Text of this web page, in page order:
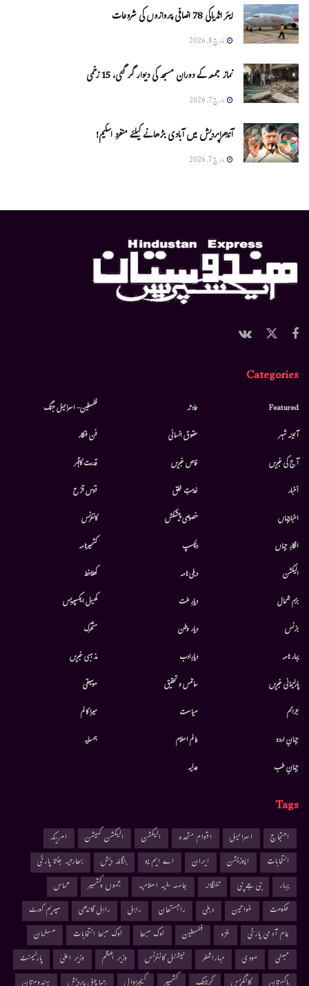
ایئر انڈیاکی 78 اضافی پروازوں کی شروعات
مارچ 8, 2026
نماز جمعہ کے دوران مسجد کی دیوار گر گئی، 15 زخمی
مارچ 7, 2026
آندھراپردیش میں آبادی بڑھانے کیلئے منفرد اسکیم!
مارچ 7, 2026
Categories
Featured
آئینہ شہر
آج کی خبریں
أخبار
اخبارجہاں
افکارِ جہاں
الیکشن
بزم شمال
بزنس
بہار نامہ
پارلیمانی خبریں
جرائم
جہانِ اردو
جہانِ طب
حادثہ
حقوق انسانی
خاص خبریں
خدمتِ خلق
خصوصی پیشکش
دلچسپ
دہلی نامہ
دیارِ ملت
دیار وطن
دیارِادب
سائنس و تحقیق
سیاست
عالم اسلام
عدلیہ
فلسطین- اسرائیل جنگ
فن فنکار
قدرت کاقہر
قوس قزح
کانفرنس
کشمیرنامہ
کھلاخط
کھیل ایکسپریس
متحرك
مذہبی خبریں
موسيقى
میرا کالم
ہمسایہ
Tags
احتجاج اسرائیل اقوام متحدہ الیکشن الیکشن کمیشن
امریکہ
انتخابات
اپوزیشن ایران اے ایم یو بنگلہ دیش
بھارتیہ جنتا پارٹی
بہار
بی جے پی تلنگانہ جامعہ ملیہ اسلامیہ جموں وکشمیر
حماس
حکومت
خواتین دہلی راجستھان راہل راہل گاندھی
سپریم کورٹ
عام آدمی پارٹی
غزہ فلسطین لوک سبھا لوک سبھا انتخابات
مسلمان
ممبئی
مودی مہاراشٹر نیشنل کانفرنس وزیر اعظم وزیر اعلیٰ
پارلیمنٹ